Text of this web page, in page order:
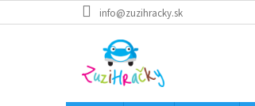
na
info@zuzihracky.sk